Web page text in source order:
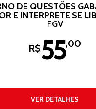
DE QUESTÕES
E INTERPRETE SE
FGV
R$55,00
VER DETALHES